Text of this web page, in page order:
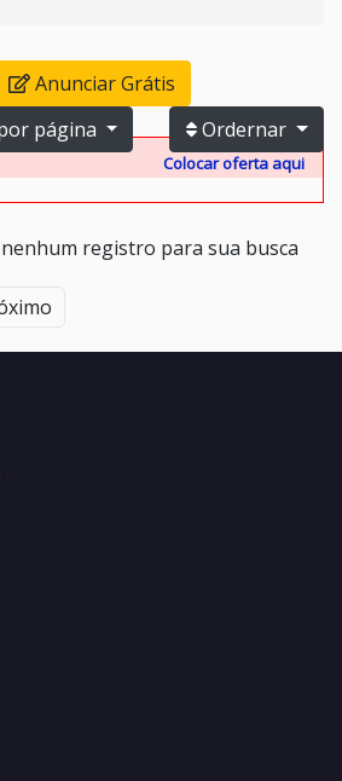
Anunciar Grátis
Ordernar
página
Colocar oferta aqui
registro para sua busca